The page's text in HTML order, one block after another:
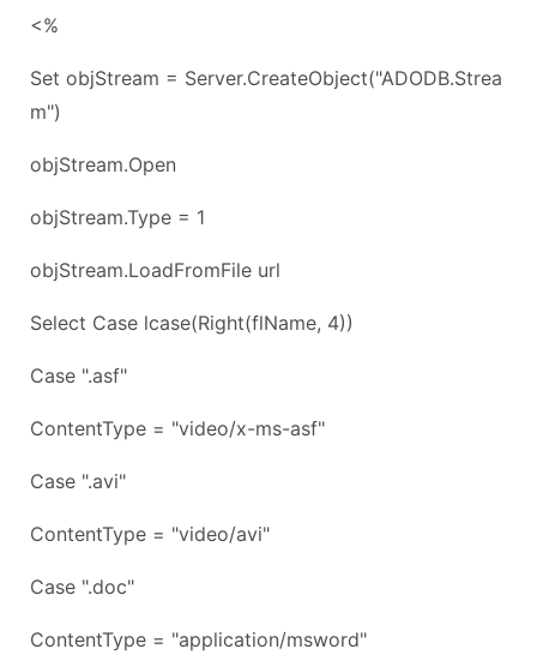
<%
Set objStream = Server.CreateObject("ADODB.Strea
m")
objStream.Open
objStream.Type = 1
objStream.LoadFromFile url
Select Case lcase(Right(flName, 4))
Case ".asf"
ContentType = "video/x-ms-asf"
Case ".avi"
ContentType = "video/avi"
Case ".doc"
ContentType = "application/msword"